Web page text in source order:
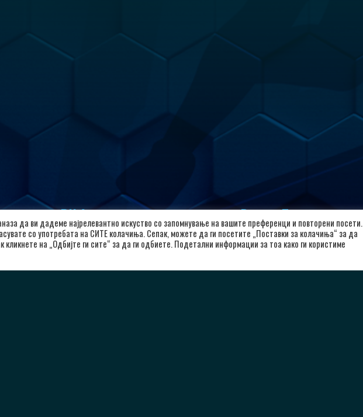
РК Алкалоид
бул. Александар Македонски 12,
1000 Скопје, Република Северна
Важни Линкови
Почетна
да ви дадеме најрелевантно искуство со запомнување на вашите преференци и повторени посети.
со употребата на СИТЕ колачиња. Сепак, можете да ги посетите „Поставки за колачиња“ за да
кликнете на „Одбијте ги сите“ за да ги одбиете. Подетални информации за тоа како ги користиме